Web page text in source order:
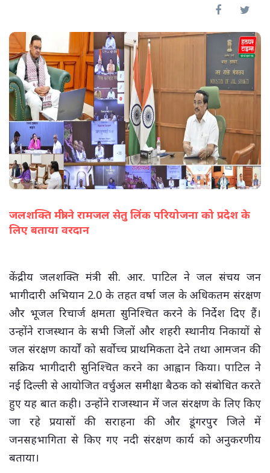
जलशक्ति मंत्री ने रामजल सेतु लिंक परियोजना को प्रदेश के
लिए बताया वरदान
केंद्रीय जलशक्ति मंत्री सी. आर. पाटिल ने जल संचय जन
भागीदारी अभियान 2.0 के तहत वर्षा जल के अधिकतम संरक्षण
और भूजल रिचार्ज क्षमता सुनिश्चित करने के निर्देश दिए हैं।
उन्होंने राजस्थान के सभी जिलों और शहरी स्थानीय निकायों से
जल संरक्षण कार्यों को सर्वोच्च प्राथमिकता देने तथा आमजन की
सक्रिय भागीदारी सुनिश्चित करने का आह्वान किया। पाटिल ने
नई दिल्ली से आयोजित वर्चुअल समीक्षा बैठक को संबोधित करते
हुए यह बात कही। उन्होंने राजस्थान में जल संरक्षण के लिए किए
जा रहे प्रयासों की सराहना की और डूंगरपुर जिले में
जनसहभागिता से किए गए नदी संरक्षण कार्य को अनुकरणीय
बताया।